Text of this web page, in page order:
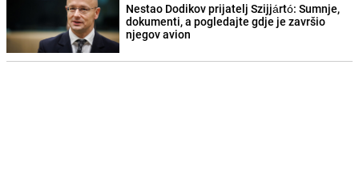
Nestao Dodikov prijatelj Szijjártó: Sumnje,
dokumenti, a pogledajte gdje je završio
njegov avion